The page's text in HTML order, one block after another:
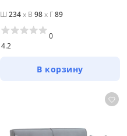
Ш 234x В 98x Г89
4.2
0
В корзину